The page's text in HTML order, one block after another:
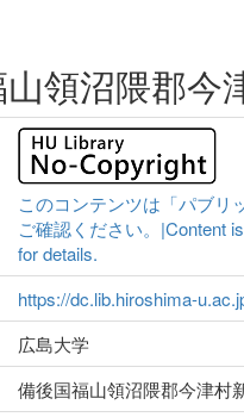
領沼隈郡今
このコンテンツは「パブリ
ご確認ください。|Content
for details.
https://dc.lib.hiroshima-
広島大学
備後国福山領沼隈郡今津村